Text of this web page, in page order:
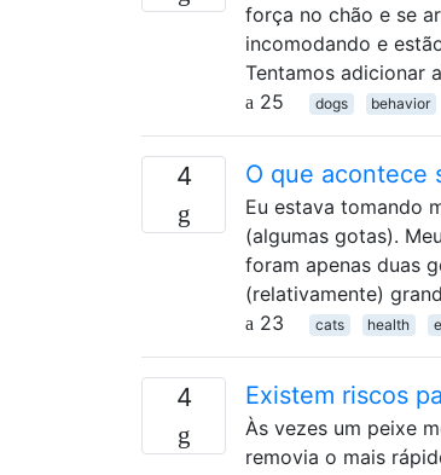
força no chão e se
incomodando e
Tentamos adicionar
25
dogs behavior
4 O que acontece
Eu estava tomando
(algumas gotas).
foram apenas duas
(relativamente)
23
cats health
4 Existem riscos
Às vezes um peixe
removia o mais